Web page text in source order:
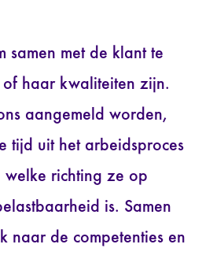
samen met de klant te
haar kwaliteiten zijn.
aangemeld worden,
tijd uit het arbeidsproces
welke richting ze op
is. Samen
naar de competenties en